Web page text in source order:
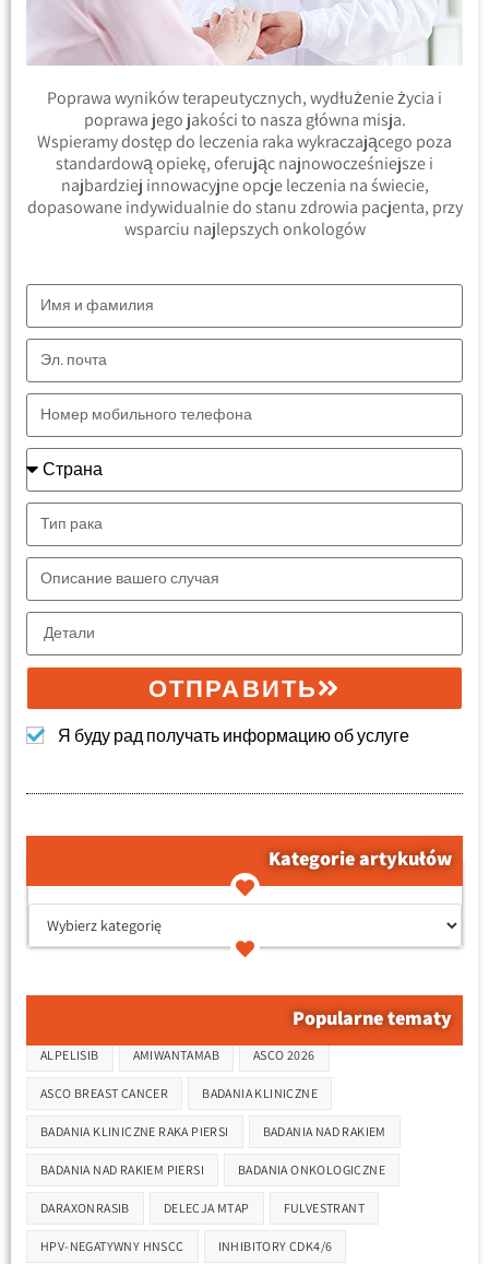
Poprawa wyników terapeutycznych, wydłużenie życia i
poprawa jego jakości to nasza główna misja.
Wspieramy dostęp do leczenia raka wykraczającego poza
standardową opiekę, oferując najnowocześniejsze i
najbardziej innowacyjne opcje leczenia na świecie,
dopasowane indywidualnie do stanu zdrowia pacjenta, przy
wsparciu najlepszych onkologów
Я буду рад получать информацию об услуге
ОТПРАВИТЬ
Kategorie artykułów
Popularne tematy
ALPELISIB AMIWANTAMAB ASCO 2026
ASCO BREAST CANCER BADANIA KLINICZNE
BADANIA KLINICZNE RAKA PIERSI BADANIA NAD RAKIEM
BADANIA NAD RAKIEM PIERSI BADANIA ONKOLOGICZNE
DARAXONRASIB DELECJA MTAP FULVESTRANT
HPV-NEGATYWNY HNSCC INHIBITORY CDK4/6